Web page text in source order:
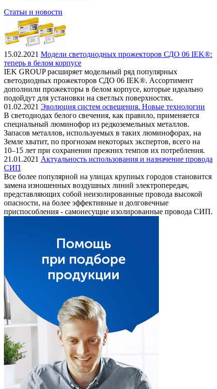
Статьи и новости
15.02.2021 Модели светодиодных прожекторов СДО 06 IEK®:
теперь в белом корпусе
IEK GROUP расширяет модельный ряд популярных
светодиодных прожекторов СДО 06 IEK®. Ассортимент
дополнили прожекторы в белом корпусе, которые идеально
подойдут для установки на светлых поверхностях.
01.02.2021 Эволюция систем освещения. Новые технологии
В светодиодах белого свечения, как правило, применяется
специальный люминофор из редкоземельных металлов.
Запасов металлов, используемых в таких люминофорах, на
Земле хватит, по прогнозам некоторых экспертов, всего на
10–15 лет при сохранении прежних темпов их потребления.
21.01.2021 Актуальность использования и назначение провода
СИП
Все более популярной на улицах крупных городов становится
замена изношенных воздушных линий электропередач,
представляющих собой неизолированные провода высокой
опасности, на более эффективные и долговечные
приспособления - самонесущие изолированные провода СИП.